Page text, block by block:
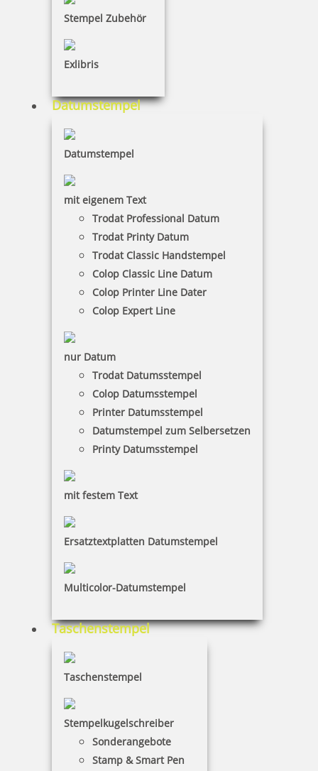
Stempel Zubehör
Exlibris
Datumstempel
Datumstempel
mit eigenem Text
Trodat Professional Datum
Trodat Printy Datum
Trodat Classic Handstempel
Colop Classic Line Datum
Colop Printer Line Dater
Colop Expert Line
nur Datum
Trodat Datumsstempel
Colop Datumsstempel
Printer Datumsstempel
Datumstempel zum Selbersetzen
Printy Datumsstempel
mit festem Text
Ersatztextplatten Datumstempel
Multicolor-Datumstempel
Taschenstempel
Taschenstempel
Stempelkugelschreiber
Sonderangebote
Stamp & Smart Pen
75,95 €
Trodat Professional 5211 Tütenstempel
Jetzt gestalten